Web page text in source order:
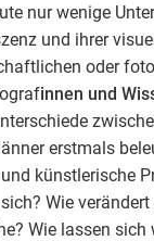
nur wenige
und ihrer
oder
innen und
erstmals
künstlerische
Wie
Wie lassen